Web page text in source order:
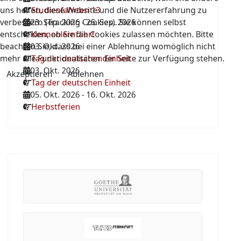
Studienfahrten 13
23. Sep. 2026-25. Sep. 2026
Kennenlernfahrt
03. Okt. 2026
Tag der deutschen Einheit
03. Okt. 2026
Tag der deutschen Einheit
05. Okt. 2026- 16. Okt. 2026
Herbstferien
uns helfen, diese Website und die Nutzererfahrung zu
verbessern (Tracking Cookies). Sie können selbst
entscheiden, ob Sie die Cookies zulassen möchten. Bitte
beachten Sie, dass bei einer Ablehnung womöglich nicht
mehr alle Funktionalitäten der Seite zur Verfügung stehen.
Akzeptieren
Ablehnen